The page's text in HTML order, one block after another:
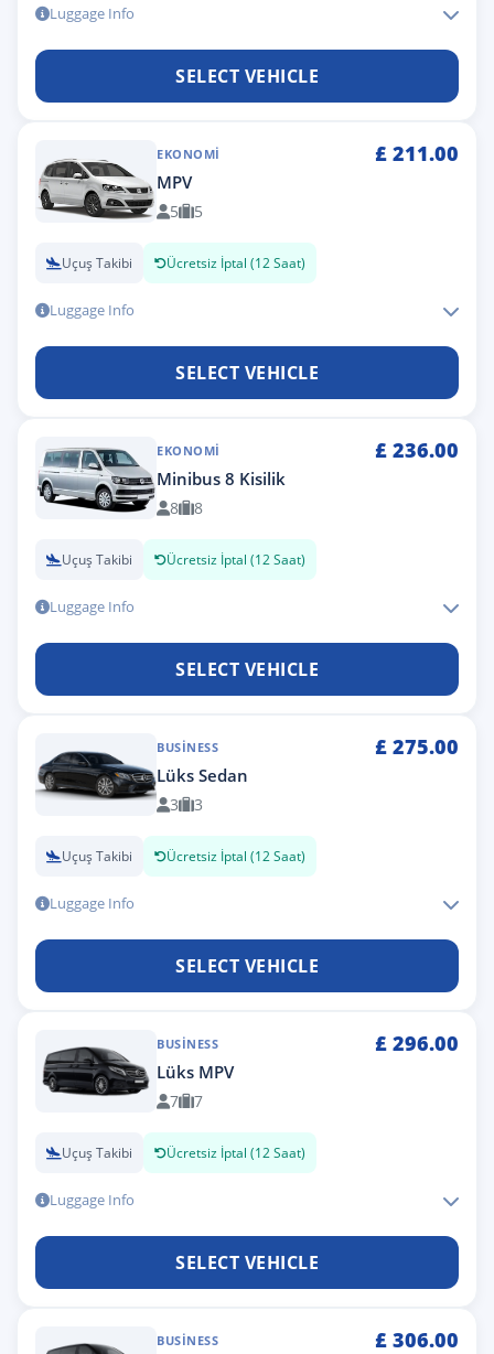
Luggage Info
SELECT VEHICLE
EKONOMI £ 211.00
MPV
5 5
Uçuş Takibi Ücretsiz İptal (12 Saat)
Luggage Info
SELECT VEHICLE
EKONOMI £ 236.00
Minibus 8 Kisilik
8 8
Uçuş Takibi Ücretsiz İptal (12 Saat)
Luggage Info
SELECT VEHICLE
BUSINESS £ 275.00
Lüks Sedan
3 3
Uçuş Takibi Ücretsiz İptal (12 Saat)
Luggage Info
SELECT VEHICLE
BUSINESS £ 296.00
Lüks MPV
7 7
Uçuş Takibi Ücretsiz İptal (12 Saat)
Luggage Info
SELECT VEHICLE
BUSINESS £ 306.00